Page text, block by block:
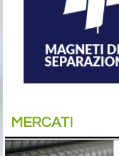
MERCATI